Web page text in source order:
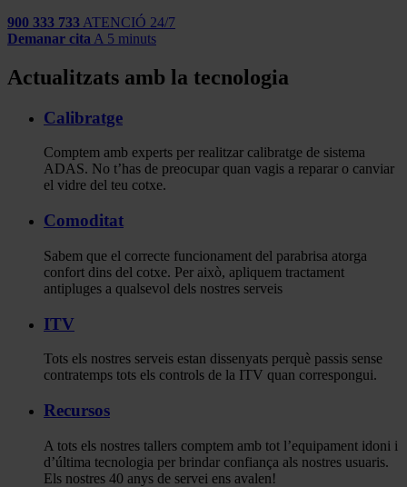
900 333 733 ATENCIÓ 24/7
Demanar cita A 5 minuts
Actualitzats amb la tecnologia
Calibratge
Comptem amb experts per realitzar calibratge de sistema
ADAS. No t’has de preocupar quan vagis a reparar o canviar
el vidre del teu cotxe.
Comoditat
Sabem que el correcte funcionament del parabrisa atorga
confort dins del cotxe. Per això, apliquem tractament
antipluges a qualsevol dels nostres serveis
ITV
Tots els nostres serveis estan dissenyats perquè passis sense
contratemps tots els controls de la ITV quan correspongui.
Recursos
A tots els nostres tallers comptem amb tot l’equipament idoni i
d’última tecnologia per brindar confiança als nostres usuaris.
Els nostres 40 anys de servei ens avalen!